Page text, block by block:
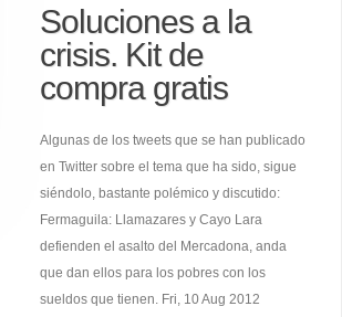
Soluciones a la
crisis. Kit de
compra gratis
Algunas de los tweets que se han publicado
en Twitter sobre el tema que ha sido, sigue
siéndolo, bastante polémico y discutido:
Fermaguila: Llamazares y Cayo Lara
defienden el asalto del Mercadona, anda
que dan ellos para los pobres con los
sueldos que tienen. Fri, 10 Aug 2012